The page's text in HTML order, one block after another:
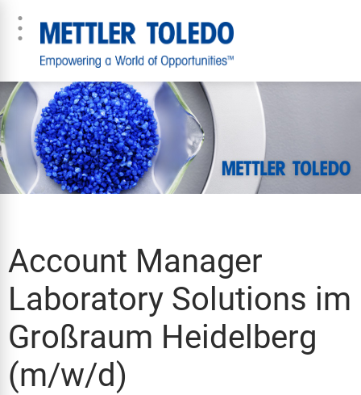
Account Manager
Laboratory Solutions im
Großraum Heidelberg
(m/w/d)